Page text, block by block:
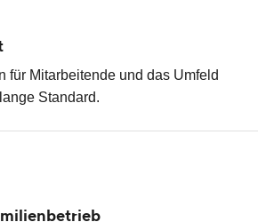
für Mitarbeitende und das Umfeld
Standard.